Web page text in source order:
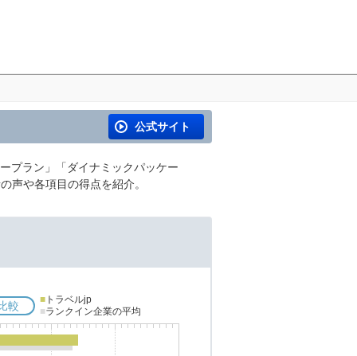
公式サイト
プラン」「ダイナミックパッケー
声や各項目の得点を紹介。
較 ■ トラベルjp
■ランクイン企業の平均